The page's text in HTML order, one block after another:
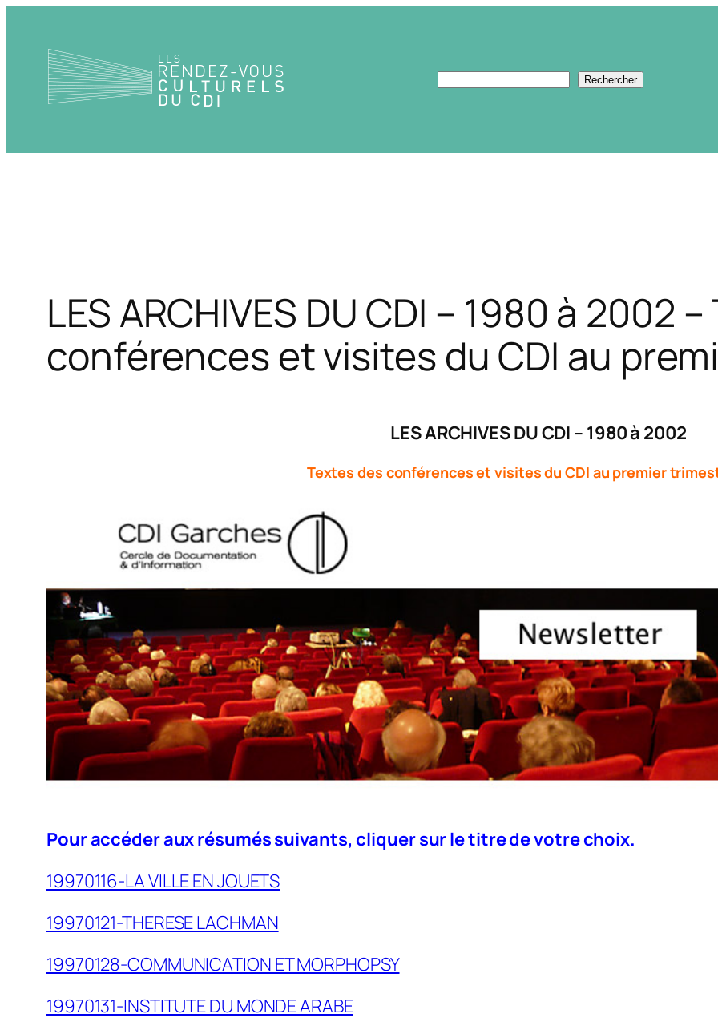
contenu
Rechercher Rechercher
LES ARCHIVES DU CDI – 1980 à 2002
conférences et visites du CDI au
LES ARCHIVES DU CDI – 1980 à 2002
Textes des conférences et visites du CDI au premier
Pour accéder aux résumés suivants, cliquer sur le titre de votre choix.
19970116-LA VILLE EN JOUETS
19970121-THERESE LACHMAN
19970128-COMMUNICATION ET MORPHOPSY
19970131-INSTITUTE DU MONDE ARABE